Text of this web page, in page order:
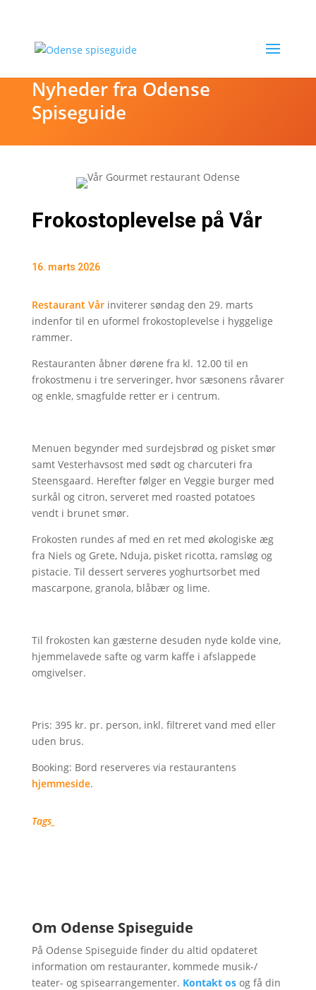
Nyheder fra Odense
Spiseguide
Frokostoplevelse på Vår
16. marts 2026
Restaurant Vårinviterer søndag den 29. marts
indenfor til en uformel frokostoplevelse i hyggelige
rammer.
Restauranten åbner dørene fra kl. 12.00 til en
frokostmenu i tre serveringer, hvor sæsonens råvarer
og enkle, smagfulde retter er i centrum.
Menuen begynder med surdejsbrød og pisket smør
samt Vesterhavsost med sødt og charcuteri fra
Steensgaard. Herefter følger en Veggie burger med
surkål og citron, serveret med roasted potatoes
vendt i brunet smør.
Frokosten rundes af med en ret med økologiske æg
fra Niels og Grete, Nduja, pisket ricotta, ramsløg og
pistacie. Til dessert serveres yoghurtsorbet med
mascarpone, granola, blåbær og lime.
Til frokosten kan gæsterne desuden nyde kolde vine,
hjemmelavede safte og varm kaffe i afslappede
omgivelser.
Pris: 395 kr. pr. person, inkl. filtreret vand med eller
uden brus.
Booking: Bord reserveres via restaurantens
hjemmeside.
Tags_
Om Odense Spiseguide
På Odense Spiseguide finder du altid opdateret
information om restauranter, kommede musik-/
teater- og spisearrangementer. Kontakt os og få din